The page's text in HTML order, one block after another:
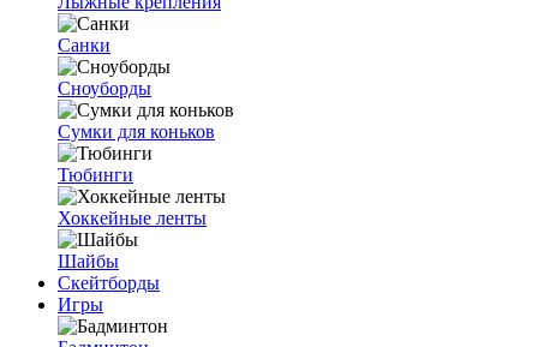
Санки
Сноуборды
Сумки для коньков
Тюбинги
Хоккейные ленты
Шайбы
Скейтборды
Игры